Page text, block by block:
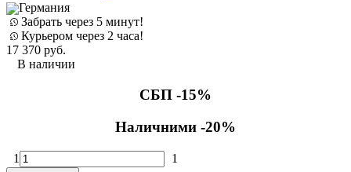
Германия
Забрать через 5 минут!
Курьером через 2 часа!
17 370 руб.
В наличии
СБП -15%
Наличними -20%
1 1